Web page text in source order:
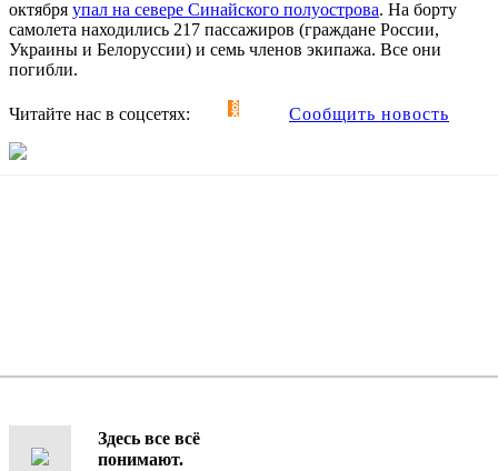
октября упал на севере Синайского полуострова. На борту
самолета находились 217 пассажиров (граждане России,
Украины и Белоруссии) и семь членов экипажа. Все они
погибли.
Читайте нас в соцсетях: Сообщить новость
Здесь все всё
понимают.